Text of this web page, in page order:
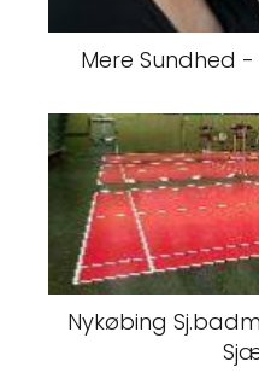
Mere Sundhed
Nykøbing